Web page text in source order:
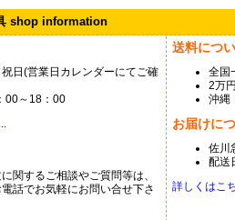
shop information
日(営業日カレンダーにてご確
00～18：00
関するご相談やご質問等は、
話でお気軽にお問い合せ下さ
送料につ
全国
2万
沖縄
お届けに
佐川
配送
詳しくはこ